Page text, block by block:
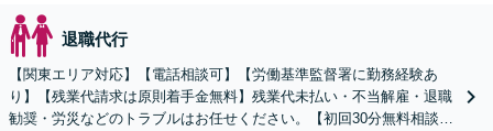
退職代行
【関東エリア対応】【電話相談可】【労働基準監督署に勤務経験あ
り】【残業代請求は原則着手金無料】残業代未払い・不当解雇・退職
勧奨・労災などのトラブルはお任せください。【初回30分無料相談】